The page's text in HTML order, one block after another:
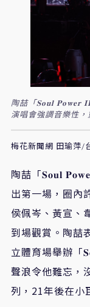
陶喆「𝐒𝐨𝐮𝐥 𝐏𝐨𝐰𝐞𝐫
演唱會強調音樂性
梅花新聞網 田瑜萍/
陶喆「𝐒𝐨𝐮𝐥
出第一場，圈內
侯佩岑、黃宣、
到場觀賞。陶喆
立體育場舉辦「
聲浪令他難忘，
列， 21年後在小